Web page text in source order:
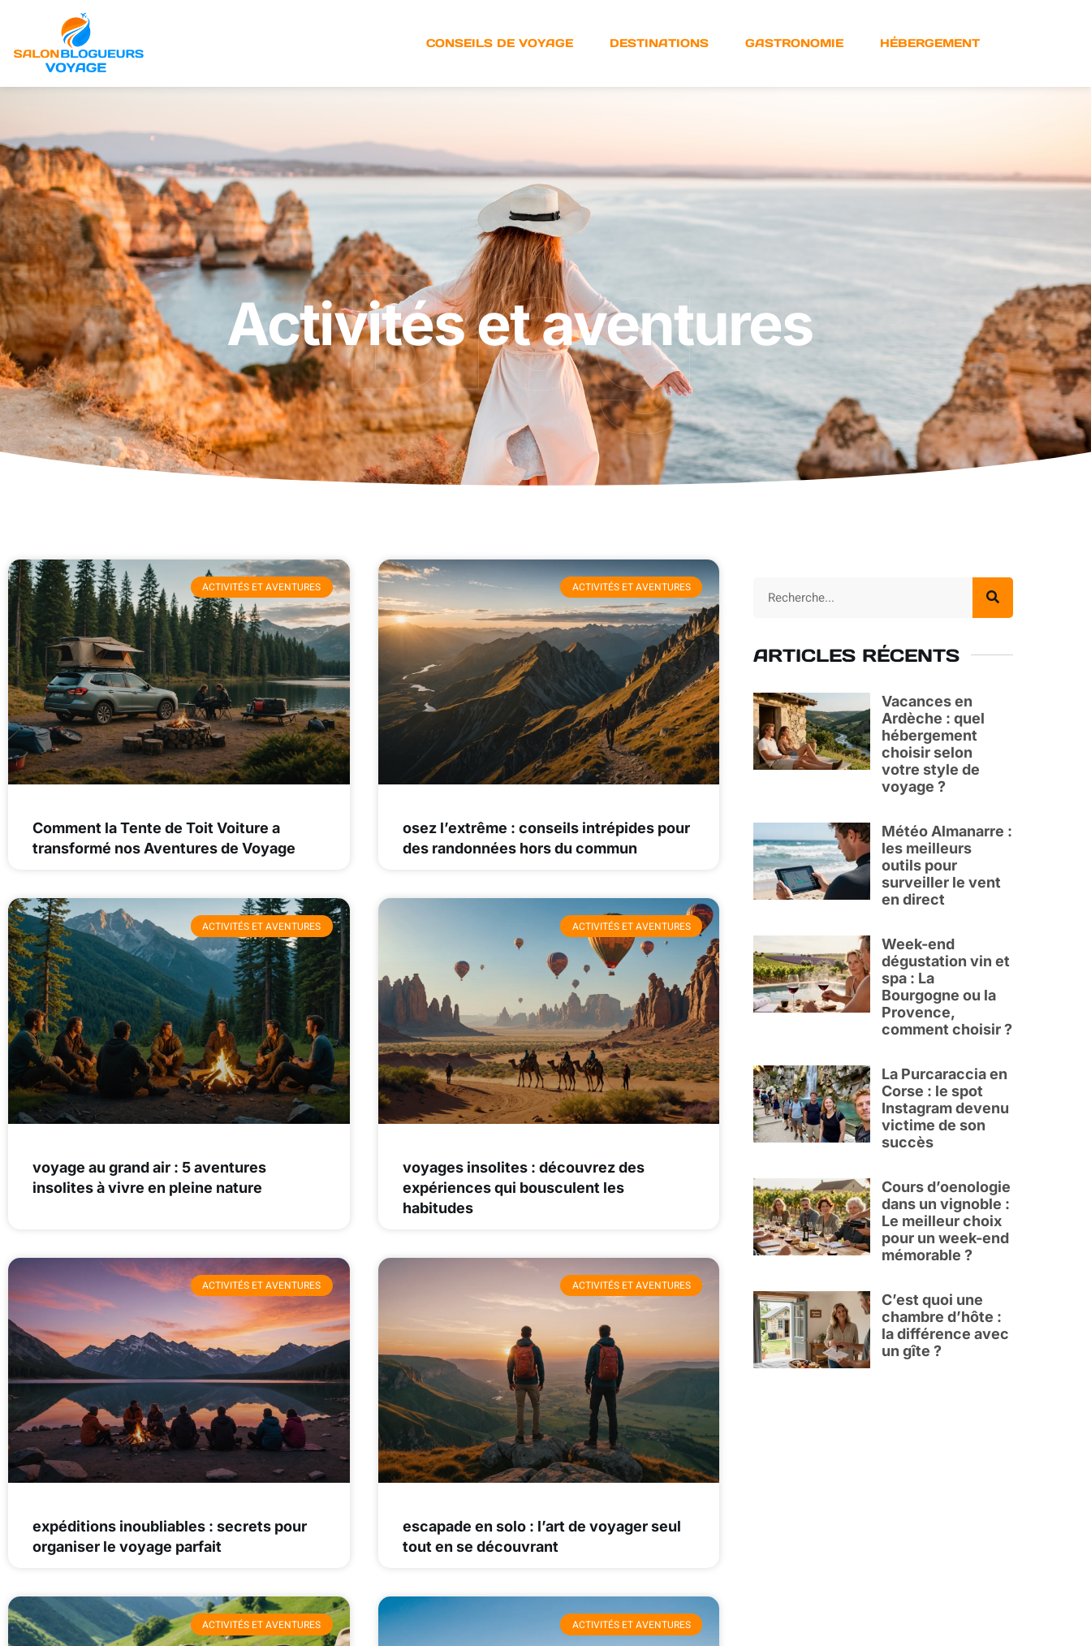
CONSEILS DE VOYAGE DESTINATIONS GASTRONOMIE HÉBERGEMENT
Activités et aventures
Blog
ACTIVITÉS ET AVENTURES
Comment la Tente de Toit Voiture a
transformé nos Aventures de Voyage
ACTIVITÉS ET AVENTURES
osez l’extrême : conseils intrépides pour
des randonnées hors du commun
ACTIVITÉS ET AVENTURES
voyage au grand air : 5 aventures
insolites à vivre en pleine nature
ACTIVITÉS ET AVENTURES
voyages insolites : découvrez des
expériences qui bousculent les
habitudes
ACTIVITÉS ET AVENTURES
expéditions inoubliables : secrets pour
organiser le voyage parfait
ACTIVITÉS ET AVENTURES
escapade en solo : l’art de voyager seul
tout en se découvrant
ACTIVITÉS ET AVENTURES ACTIVITÉS ET AVENTURES
ARTICLES RÉCENTS
Vacances en
Ardèche : quel
hébergement
choisir selon
votre style de
voyage ?
Météo Almanarre :
les meilleurs
outils pour
surveiller le vent
en direct
Week-end
dégustation vin et
spa : La
Bourgogne ou la
Provence,
comment choisir ?
La Purcaraccia en
Corse : le spot
Instagram devenu
victime de son
succès
Cours d’oenologie
dans un vignoble :
Le meilleur choix
pour un week-end
mémorable ?
C’est quoi une
chambre d’hôte :
la différence avec
un gîte ?